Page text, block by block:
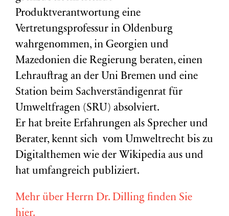
Produktverantwortung eine
Vertretungsprofessur in Oldenburg
wahrgenommen, in Georgien und
Mazedonien die Regierung beraten, einen
Lehrauftrag an der Uni Bremen und eine
Station beim Sachverständigenrat für
Umweltfragen (SRU) absolviert.
Er hat breite Erfahrungen als Sprecher und
Berater, kennt sich vom Umweltrecht bis zu
Digitalthemen wie der Wikipedia aus und
hat umfangreich publiziert.
Mehr über Herrn Dr. Dilling finden Sie